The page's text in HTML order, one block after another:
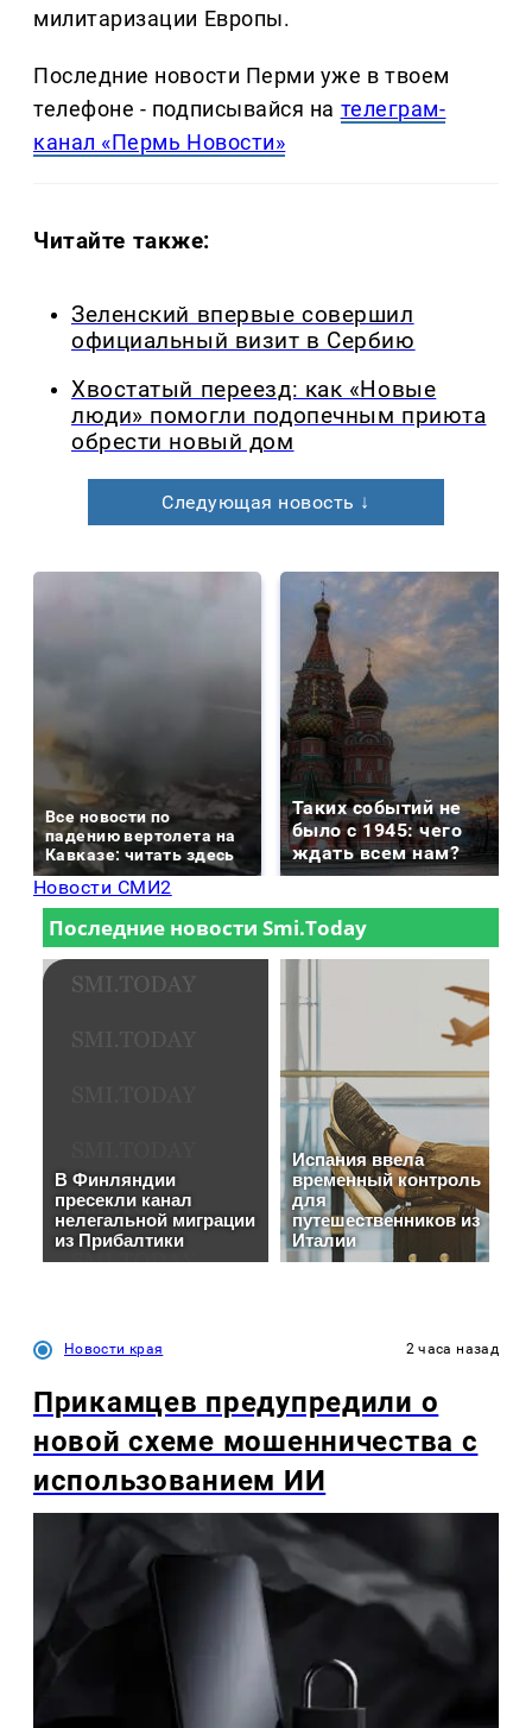
милитаризации Европы.
Последние новости Перми уже в твоем
телефоне - подписывайся на телеграм-
канал «Пермь Новости»
Читайте также:
Зеленский впервые совершил
официальный визит в Сербию
Хвостатый переезд: как «Новые
люди» помогли подопечным приюта
обрести новый дом
Следующая новость ↓
Все новости по
падению вертолета на
Кавказе: читать здесь
Таких событий не
было с 1945: чего
ждать всем нам?
Новости СМИ2
Новости края 2 часа назад
Прикамцев предупредили о
новой схеме мошенничества с
использованием ИИ